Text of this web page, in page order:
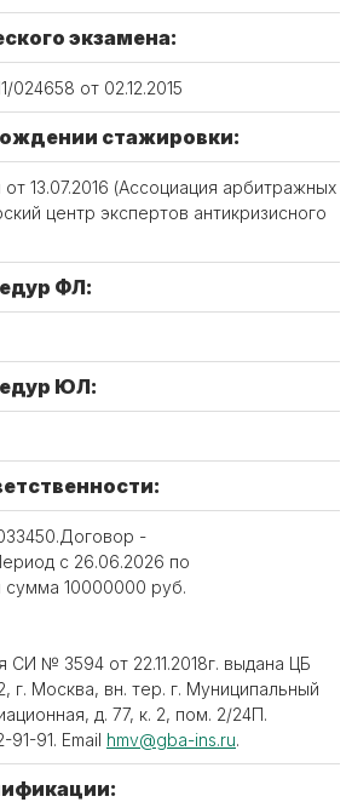
экзамена:
024658 от 02.12.2015
стажировки:
13.07.2016 (Ассоциация арбитражных
центр экспертов антикризисного
ФЛ:
ЮЛ:
-
с 26.06.2026 по
сумма 10000000 руб.
№ 3594 от 22.11.2018г. выдана ЦБ
г. Москва, вн. тер. г. Муниципальный
д. 77, к. 2, пом. 2/24П.
91. Email hmv@gba-ins.ru.